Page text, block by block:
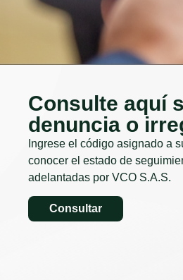
Consulte aquí
denuncia o
Ingrese el código asignado a
conocer el estado de
adelantadas por VCO S.A.S.
Consultar